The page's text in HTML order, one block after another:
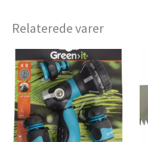
Relaterede varer